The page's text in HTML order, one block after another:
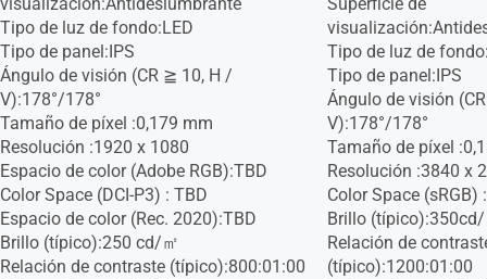
Tipo de luz de fondo:LED
Tipo de panel:IPS
Ángulo de visión (CR ≧ 10, H /
V):178°/178°
Tamaño de píxel :0,179 mm
Resolución :1920 x 1080
Espacio de color (Adobe RGB):TBD
Color Space (DCI-P3) : TBD
Espacio de color (Rec. 2020):TBD
Brillo (típico):250 cd/㎡
Relación de contraste (típico):800:01:00
Tipo de luz de
Tipo de panel:IPS
Ángulo de visión
V):178°/178°
Tamaño de píxel
Resolución :3840 x
Color Space (sRGB)
Brillo
Relación de
(típico):1200:01:00